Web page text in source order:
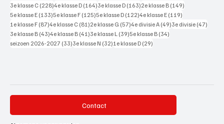
3e klasse C (228)228 posts
4e klasse D (164)164 posts
3e klasse D (163)163 posts
2e klasse B (149)
5e klasse E (133)133 posts
5e klasse F (125)125 posts
5e klasse D (122)122 posts
4e klasse E (119)
1e klasse F (87)87 posts
4e klasse C (81)81 posts
2e klasse G (57)57 posts
4e divisie A (49)49 posts
3e divisie (47)
3e klasse B (43)43 posts
4e klasse B (41)41 posts
3e klasse L (39)39 posts
5e klasse B (34)
seizoen 2026-2027 (33)33 posts
3e klasse N (32)32 posts
1e klasse D (29)
Contact